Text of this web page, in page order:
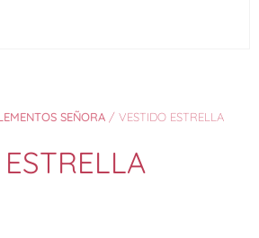
SEÑORA / VESTIDO ESTRELLA